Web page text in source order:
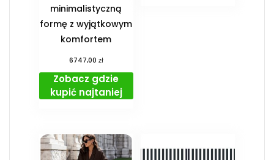
minimalistyczną
formę z wyjątkowym
komfortem
6747,00 zł
Zobacz gdzie
kupić najtaniej